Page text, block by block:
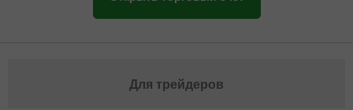
Для трейдеров